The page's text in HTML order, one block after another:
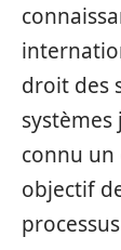
droit des
connu un
objectif